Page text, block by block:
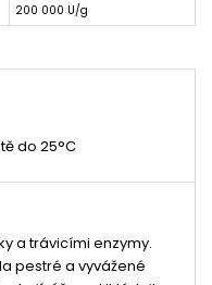
200 000 U/g
do 25°C
a trávicími enzymy.
pestré a vyvážené